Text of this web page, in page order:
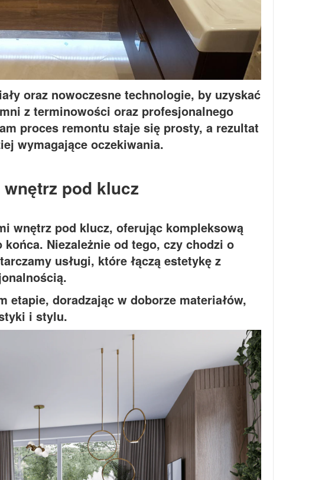
oraz nowoczesne technologie, by uzyskać
z terminowości oraz profesjonalnego
proces remontu staje się prosty, a rezultat
wymagające oczekiwania.
pod klucz
wnętrz pod klucz, oferując kompleksową
Niezależnie od tego, czy chodzi o
usługi, które łączą estetykę z
etapie, doradzając w doborze materiałów,
i stylu.